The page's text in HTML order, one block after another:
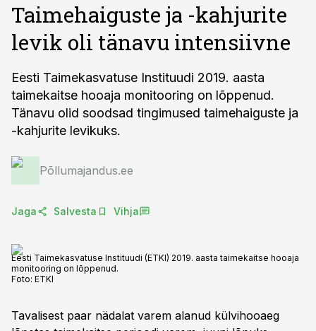
Taimehaiguste ja -kahjurite
levik oli tänavu intensiivne
Eesti Taimekasvatuse Instituudi 2019. aasta
taimekaitse hooaja monitooring on lõppenud.
Tänavu olid soodsad tingimused taimehaiguste ja
-kahjurite levikuks.
Põllumajandus.ee
Jaga Salvesta Vihja
Eesti Taimekasvatuse Instituudi (ETKI) 2019. aasta taimekaitse hooaja
monitooring on lõppenud.
Foto: ETKI
Tavalisest paar nädalat varem alanud külvihooaeg